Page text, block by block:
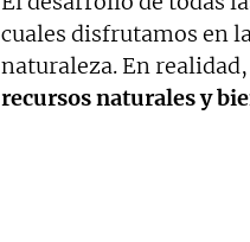
cuales disfrutamos en
naturaleza. En
recursos naturales y